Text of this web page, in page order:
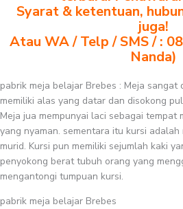
Syarat & ketentuan,
juga!
Atau WA / Telp / SMS / :
Nanda)
pabrik meja belajar Brebes : Meja sangat
memiliki alas yang datar dan disokong
Meja jua mempunyai laci sebagai
yang nyaman. sementara itu kursi
murid. Kursi pun memiliki sejumlah kaki
penyokong berat tubuh orang yang
mengantongi tumpuan kursi.
pabrik meja belajar Brebes